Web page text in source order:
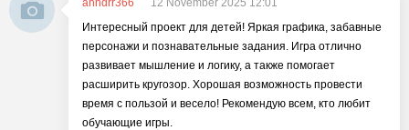
anndrr366
12 November 2025 12:01
Интересный проект для детей! Яркая графика, забавные
персонажи и познавательные задания. Игра отлично
развивает мышление и логику, а также помогает
расширить кругозор. Хорошая возможность провести
время с пользой и весело! Рекомендую всем, кто любит
обучающие игры.